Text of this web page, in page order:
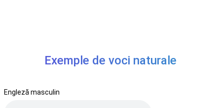
Exemple de voci naturale
Engleză masculin